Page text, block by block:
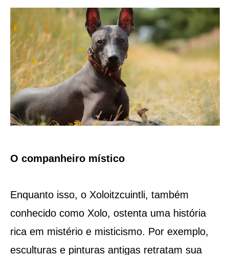
O companheiro místico
Enquanto isso, o Xoloitzcuintli, também
conhecido como Xolo, ostenta uma história
rica em mistério e misticismo. Por exemplo,
esculturas e pinturas antigas retratam sua